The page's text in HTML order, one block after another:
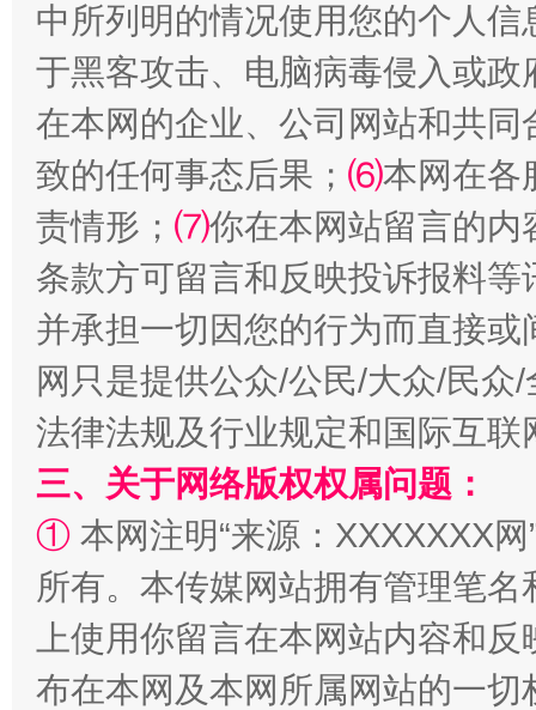
全民健身五年计划来了！等你上场
阿坝州三大球赛在茂县开幕 规模
中所列明的情况使用您的个人
于黑客攻击、电脑病毒侵入或
在本网的企业、公司网站和共
致的任何事态后果； ⑹本网在各
责情形； ⑺你在本网站留言的内
条款方可留言和反映投诉报料
并承担一切因您的行为而直接
网只是提供公众/公民/大众/民
法律法规及行业规定和国际互
三、关于网络版权权属问题：
① 本网注明“来源：XXXXXXX
所有。本传媒网站拥有管理笔
上使用你留言在本网站内容和
布在本网及本网所属网站的一